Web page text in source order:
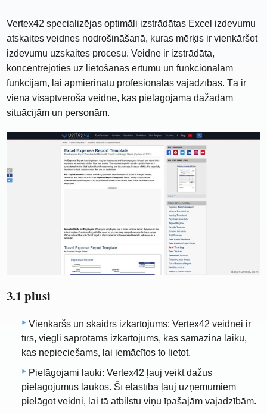
Vertex42 specializējas optimāli izstrādātas Excel izdevumu
atskaites veidnes nodrošināšanā, kuras mērķis ir vienkāršot
izdevumu uzskaites procesu. Veidne ir izstrādāta,
koncentrējoties uz lietošanas ērtumu un funkcionālām
funkcijām, lai apmierinātu profesionālās vajadzības. Tā ir
viena visaptveroša veidne, kas pielāgojama dažādām
situācijām un personām.
3.1 plusi
Vienkāršs un skaidrs izkārtojums: Vertex42 veidnei ir
tīrs, viegli saprotams izkārtojums, kas samazina laiku,
kas nepieciešams, lai iemācītos to lietot.
Pielāgojami lauki: Vertex42 ļauj veikt dažus
pielāgojumus laukos. Šī elastība ļauj uzņēmumiem
pielāgot veidni, lai tā atbilstu viņu īpašajām vajadzībām.